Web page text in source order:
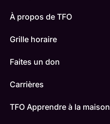
À propos de TFO
Grille horaire
Faites un don
Carrières
TFO Apprendre à la maison